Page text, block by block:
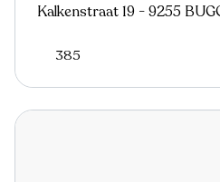
Kalkenstraat 19 - 9255
385